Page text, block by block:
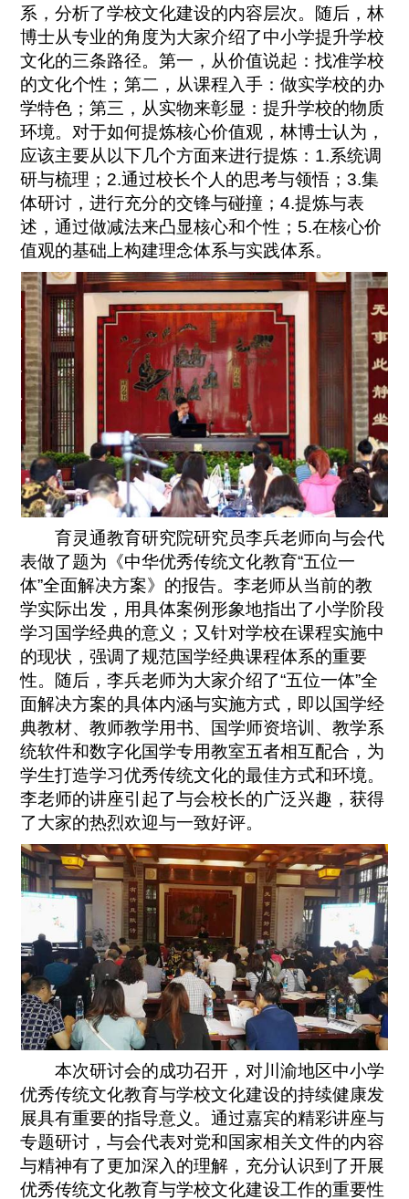
系，分析了学校文化建设的内容层次。随后，林
博士从专业的角度为大家介绍了中小学提升学校
文化的三条路径。第一，从价值说起：找准学校
的文化个性；第二，从课程入手：做实学校的办
学特色；第三，从实物来彰显：提升学校的物质
环境。对于如何提炼核心价值观，林博士认为，
应该主要从以下几个方面来进行提炼：1.系统调
研与梳理；2.通过校长个人的思考与领悟；3.集
体研讨，进行充分的交锋与碰撞；4.提炼与表
述，通过做减法来凸显核心和个性；5.在核心价
值观的基础上构建理念体系与实践体系。
育灵通教育研究院研究员李兵老师向与会代
表做了题为《中华优秀传统文化教育“五位一
体”全面解决方案》的报告。李老师从当前的教
学实际出发，用具体案例形象地指出了小学阶段
学习国学经典的意义；又针对学校在课程实施中
的现状，强调了规范国学经典课程体系的重要
性。随后，李兵老师为大家介绍了“五位一体”全
面解决方案的具体内涵与实施方式，即以国学经
典教材、教师教学用书、国学师资培训、教学系
统软件和数字化国学专用教室五者相互配合，为
学生打造学习优秀传统文化的最佳方式和环境。
李老师的讲座引起了与会校长的广泛兴趣，获得
了大家的热烈欢迎与一致好评。
本次研讨会的成功召开，对川渝地区中小学
优秀传统文化教育与学校文化建设的持续健康发
展具有重要的指导意义。通过嘉宾的精彩讲座与
专题研讨，与会代表对党和国家相关文件的内容
与精神有了更加深入的理解，充分认识到了开展
优秀传统文化教育与学校文化建设工作的重要性